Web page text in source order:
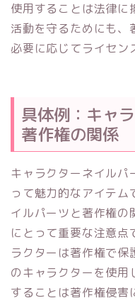
使用することは法律に
活動を守るためにも、
必要に応じてライセン
具体例：キャ
著作権の関係
キャラクターネイルパ
って魅力的なアイテ
イルパーツと著作権の
にとって重要な注意点
ラクターは著作権で保
のキャラクターを使用
することは著作権侵害